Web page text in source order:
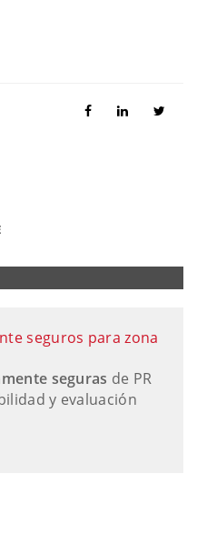
seguros para zona
seguras de PR
y evaluación